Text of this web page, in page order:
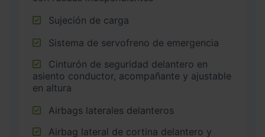
Sujeción de carga
Sistema de servofreno de emergencia
asiento conductor, acompañante y ajustable
en altura
Airbags laterales delanteros